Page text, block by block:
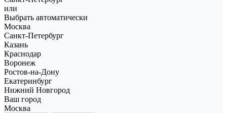
или
Выбрать автоматически
Москва
Санкт-Петербург
Казань
Краснодар
Воронеж
Ростов-на-Дону
Екатеринбург
Нижний Новгород
Ваш город
Москва